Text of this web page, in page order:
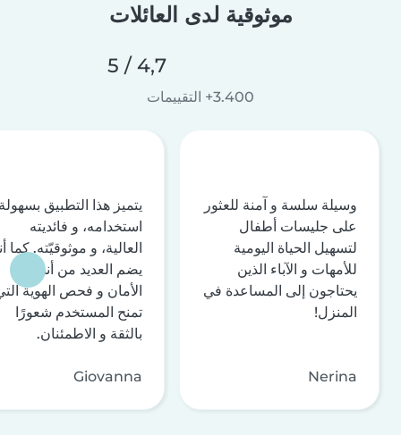
موثوقية لدى العائلات
4,7 / 5
3.400+ التقييمات
وسيلة سلسة و آمنة للعثور
على جليسات أطفال
لتسهيل الحياة اليومية
للأمهات و الآباء الذين
يحتاجون إلى المساعدة في
المنزل!
Nerina
يتميز هذا التطبيق
استخدامه، و فائديته
العالية، و موثوقيّته. كما
يضم العديد من أنظمة
الأمان و فحص الهوية
تمنح المستخدم شعورًا
بالثقة و الاطمئنان.
Giovanna